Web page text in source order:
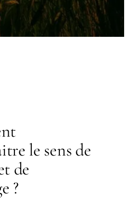
le sens de
de
?